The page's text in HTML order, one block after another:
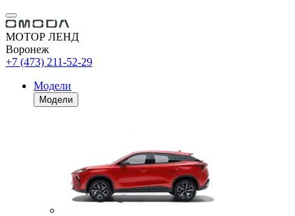
МОТОР ЛЕНД
Воронеж
+7 (473) 211-52-29
Модели
Модели